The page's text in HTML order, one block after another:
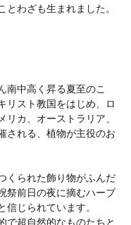
とわざも生まれました。
南中高く昇る夏至のこ
リスト教国をはじめ、ロ
リカ、オーストラリア、
される、植物が主役のお
くられた飾り物がふんだ
祭前日の夜に摘むハーブ
信じられています。
で超自然的なものたちと